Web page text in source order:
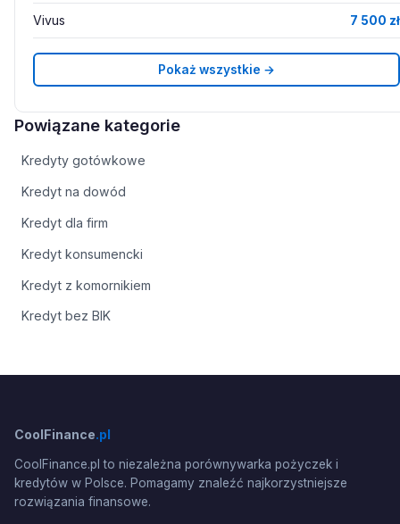
Vivus 7 500 zł
Pokaż wszystkie →
Powiązane kategorie
Kredyty gotówkowe
Kredyt na dowód
Kredyt dla firm
Kredyt konsumencki
Kredyt z komornikiem
Kredyt bez BIK
CoolFinance.pl
CoolFinance.pl to niezależna porównywarka pożyczek i
kredytów w Polsce. Pomagamy znaleźć najkorzystniejsze
rozwiązania finansowe.